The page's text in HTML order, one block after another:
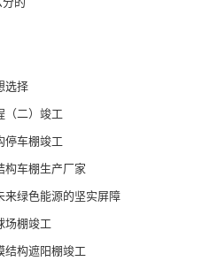
选择
（二）竣工
停车棚竣工
构车棚生产厂家
来绿色能源的坚实屏障
场棚竣工
结构遮阳棚竣工